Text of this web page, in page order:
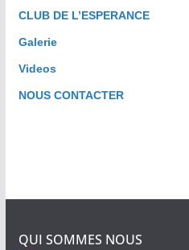
CLUB DE L’ESPERANCE
Galerie
Videos
NOUS CONTACTER
QUI SOMMES NOUS